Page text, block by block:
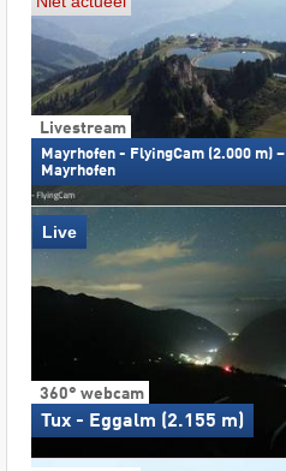
Livestream
Mayrhofen - FlyingCam (2.000 m) –
Mayrhofen
360° webcam
Tux - Eggalm (2.155 m)
Live